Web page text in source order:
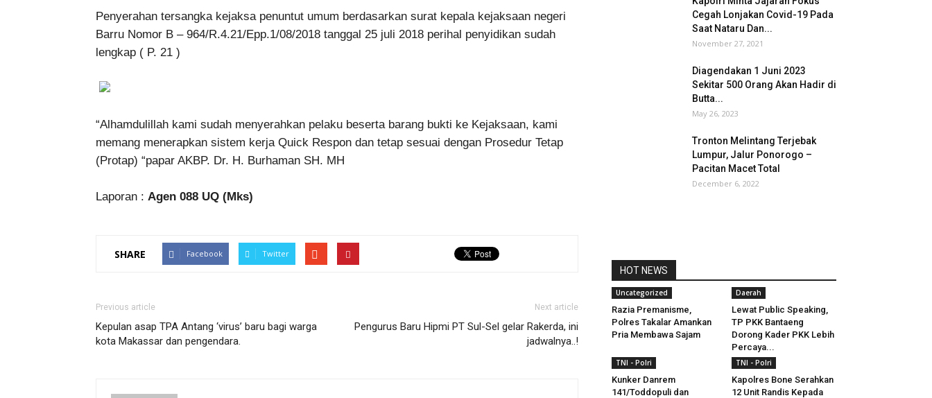
Penyerahan tersangka kejaksa penuntut umum berdasarkan surat kepala kejaksaan negeri
Barru Nomor B – 964/R.4.21/Epp.1/08/2018 tanggal 25 juli 2018 perihal penyidikan sudah
lengkap ( P. 21 )
“Alhamdulillah kami sudah menyerahkan pelaku beserta barang bukti ke Kejaksaan, kami
memang menerapkan sistem kerja Quick Respon dan tetap sesuai dengan Prosedur Tetap
(Protap) “papar AKBP. Dr. H. Burhaman SH. MH
Laporan : Agen 088 UQ (Mks)
SHARE Facebook Twitter
Previous article
Kepulan asap TPA Antang ‘virus’ baru bagi warga
kota Makassar dan pengendara.
Next article
Pengurus Baru Hipmi PT Sul-Sel gelar Rakerda, ini
jadwalnya..!
Cegah Lonjakan Covid-19 Pada
Saat Nataru Dan...
November 27, 2021
Diagendakan 1 Juni 2023
Sekitar 500 Orang Akan Hadir di
Butta...
May 26, 2023
Tronton Melintang Terjebak
Lumpur, Jalur Ponorogo –
Pacitan Macet Total
December 6, 2022
HOT NEWS
Uncategorized
Razia Premanisme,
Polres Takalar Amankan
Pria Membawa Sajam
Daerah
Lewat Public Speaking,
TP PKK Bantaeng
Dorong Kader PKK Lebih
Percaya...
TNI - Polri
Kunker Danrem
141/Toddopuli dan
TNI - Polri
Kapolres Bone Serahkan
12 Unit Randis Kepada